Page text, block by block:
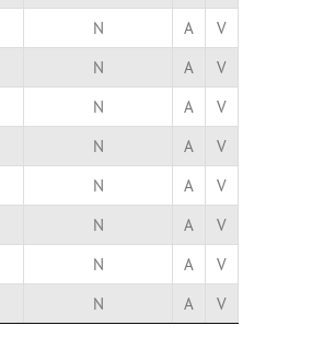
N A
V
N A
V
N A
V
N A
V
N A
V
N A
V
N A
V
N A V